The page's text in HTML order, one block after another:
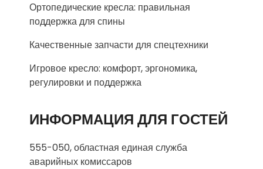
Ортопедические кресла: правильная
поддержка для спины
Качественные запчасти для спецтехники
Игровое кресло: комфорт, эргономика,
регулировки и поддержка
ИНФОРМАЦИЯ ДЛЯ ГОСТЕЙ
555-050, областная единая служба
аварийных комиссаров